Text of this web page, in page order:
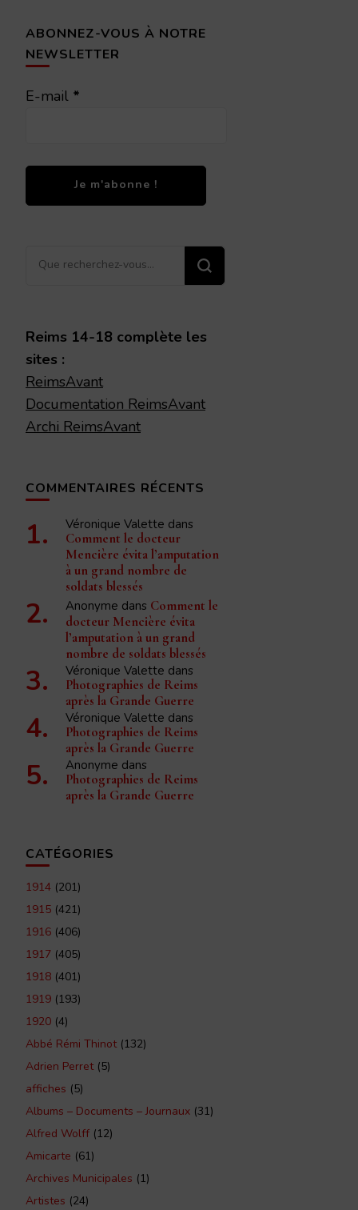
ABONNEZ-VOUS À NOTRE
NEWSLETTER
E-mail *
Vous
Reims 14-18 complète les
sites :
ReimsAvant
Documentation ReimsAvant
Archi ReimsAvant
COMMENTAIRES RÉCENTS
Véronique Valette dans
Comment le docteur
Mencière évita l’amputation
à un grand nombre de
soldats blessés
Anonyme dans Comment le
docteur Mencière évita
l’amputation à un grand
nombre de soldats blessés
Véronique Valette dans
Photographies de Reims
après la Grande Guerre
Véronique Valette dans
Photographies de Reims
après la Grande Guerre
Anonyme dans
Photographies de Reims
après la Grande Guerre
CATÉGORIES
1914 (201)
1915 (421)
1916 (406)
1917 (405)
1918 (401)
1919 (193)
1920 (4)
Abbé Rémi Thinot(132)
Adrien Perret(5)
affiches (5)
Albums – Documents – Journaux (31)
Alfred Wolff (12)
Amicarte (61)
Archives Municipales (1)
Artistes (24)